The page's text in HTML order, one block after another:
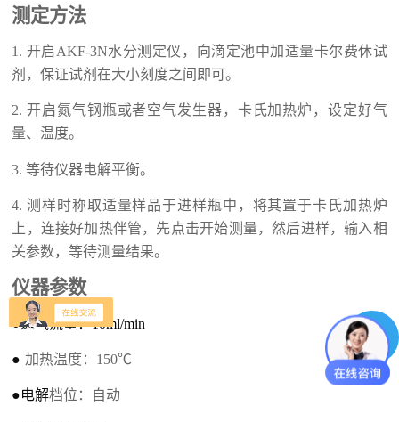
测定方法
1. 开启AKF-3N水分测定仪 ，向滴定池中加适量卡尔费休试
剂，保证试剂在大小刻度之间即可。
2.开启氮气钢瓶或者空气发生器，卡氏加热炉，设定好气
量、温度。
3.等待仪器电解平衡。
4.测样时称取适量样品于进样瓶中，将其置于卡氏加热炉
上，连接好加热伴管，先点击开始测量，然后进样，输入相
关参数，等待测量结果。
仪器参数
●通气流量：10ml/min
● 加热温度： 150℃
●电解档位 ： 自动